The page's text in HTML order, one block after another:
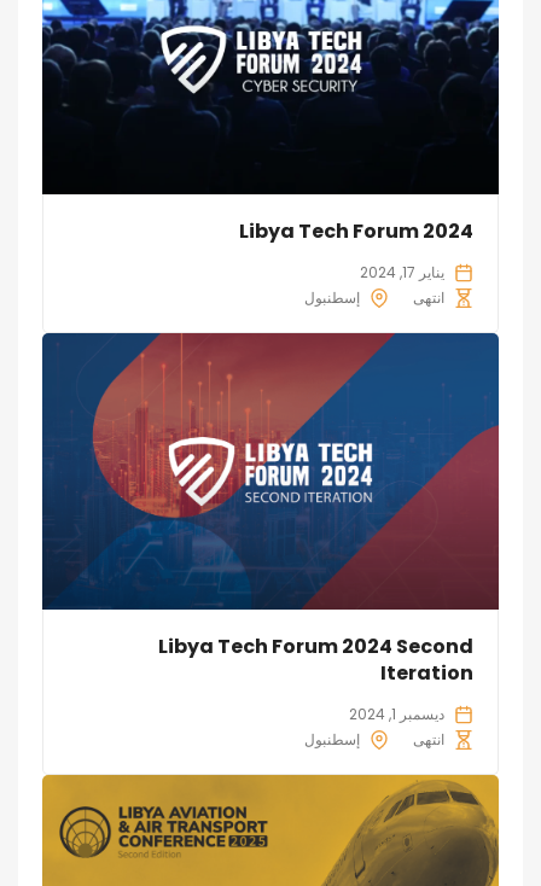
Libya Tech Forum 2024
يناير 17, 2024
انتهى
إسطنبول
Libya Tech Forum 2024 Second
Iteration
ديسمبر 1, 2024
انتهى
إسطنبول